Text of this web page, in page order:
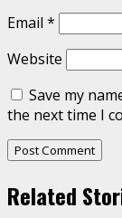
Email *
Website
Save my
the next time I
Related